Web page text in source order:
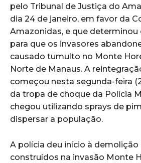
pelo Tribunal de Justiça do
dia 24 de janeiro, em favor da
Amazonidas, e que determinou
para que os invasores
causado tumulto no Monte
Norte de Manaus. A
começou nesta segunda-feira
da tropa de choque da Polícia
chegou utilizando sprays de
dispersar a população.
A polícia deu início à demolição
construídos na invasão Monte